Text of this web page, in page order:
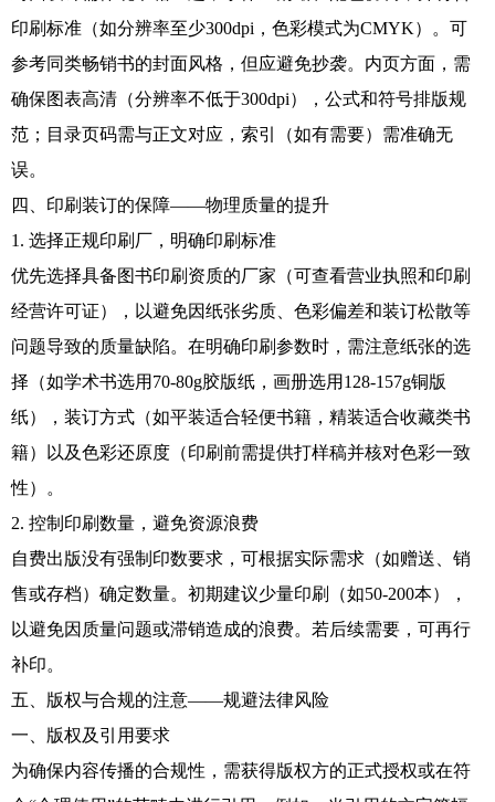
印刷标准（如分辨率至少300dpi，色彩模式为CMYK）。可
参考同类畅销书的封面风格，但应避免抄袭。内页方面，需
确保图表高清（分辨率不低于300dpi），公式和符号排版规
范；目录页码需与正文对应，索引（如有需要）需准确无
误。
四、印刷装订的保障——物理质量的提升
1. 选择正规印刷厂，明确印刷标准
优先选择具备图书印刷资质的厂家（可查看营业执照和印刷
经营许可证），以避免因纸张劣质、色彩偏差和装订松散等
问题导致的质量缺陷。在明确印刷参数时，需注意纸张的选
择（如学术书选用70-80g胶版纸，画册选用128-157g铜版
纸），装订方式（如平装适合轻便书籍，精装适合收藏类书
籍）以及色彩还原度（印刷前需提供打样稿并核对色彩一致
性）。
2. 控制印刷数量，避免资源浪费
自费出版没有强制印数要求，可根据实际需求（如赠送、销
售或存档）确定数量。初期建议少量印刷（如50-200本），
以避免因质量问题或滞销造成的浪费。若后续需要，可再行
补印。
五、版权与合规的注意——规避法律风险
一、版权及引用要求
为确保内容传播的合规性，需获得版权方的正式授权或在符